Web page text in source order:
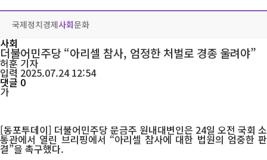
국제정치경제사회문화
사회
더불어민주당 “아리셀 참사, 엄정한 처벌로 경종 울려야”
허훈기자
입력 2025.07.24 12:54
댓글 0
가
[동포투데이] 더불어민주당 문금주 원내대변인은 24일 오전 국회 소
통관에서 열린 브리핑에서 “아리셀 참사에 대한 법원의 엄중한 판
결”을 촉구했다.